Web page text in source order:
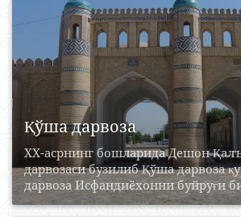
Қўша дарвоза
XХ-асрнинг бошларида Дешон
дарвозаси бузилиб Қўша дарвоза
дарвоза Исфандиёхонни буйруғи